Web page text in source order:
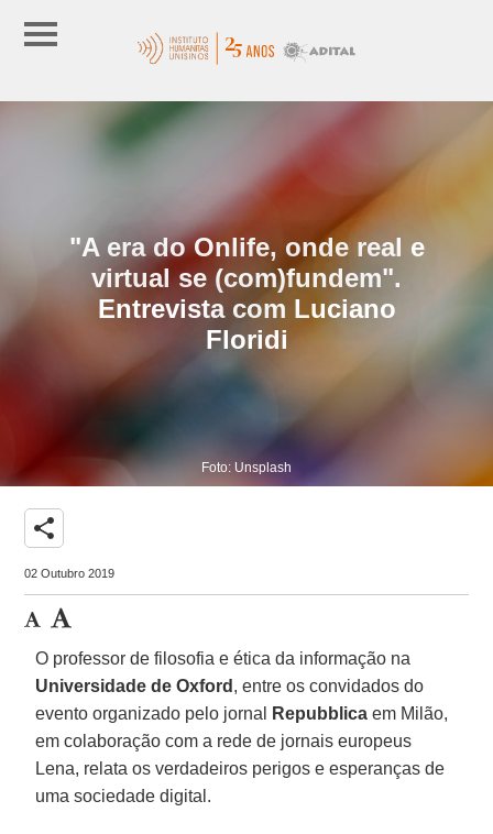
"A era do Onlife, onde real e
virtual se (com)fundem".
Entrevista com Luciano
Floridi
Foto: Unsplash
share
02 Outubro 2019
O professor de filosofia e ética da informação na
Universidade de Oxford , entre os convidados do
evento organizado pelo jornal
Repubblica em Milão,
em colaboração com a rede de jornais europeus
Lena, relata os verdadeiros perigos e esperanças de
uma sociedade digital.